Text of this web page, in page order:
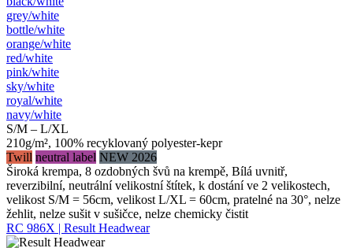
grey/​white
bottle/​white
orange/​white
red/​white
pink/​white
sky/​white
royal/​white
navy/​white
S/M – L/XL
210g/m², 100% recyklovaný polyester-kepr
Twill neutral label NEW 2026
Široká krempa, 8 ozdobných švů na krempě, Bílá uvnitř,
reverzibilní, neutrální velikostní štítek, k dostání ve 2 velikostech,
velikost S/M = 56cm, velikost L/XL = 60cm, pratelné na 30°, nelze
žehlit, nelze sušit v sušičce, nelze chemicky čistit
RC 986X | Result Headwear